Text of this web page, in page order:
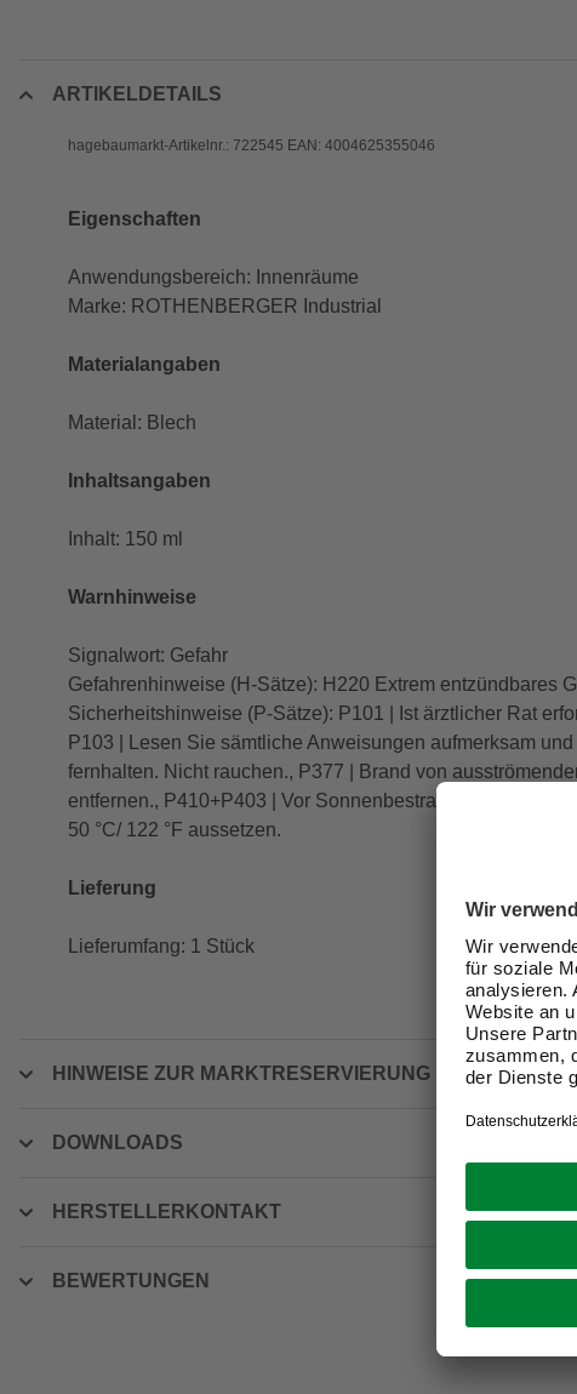
ARTIKELDETAILS
hagebaumarkt-Artikelnr.: 722545 EAN: 4004625355046
Eigenschaften
Anwendungsbereich: Innenräume
Marke: ROTHENBERGER Industrial
Materialangaben
Material: Blech
Inhaltsangaben
Inhalt: 150 ml
Warnhinweise
Signalwort: Gefahr
Gefahrenhinweise (H-Sätze): H220 Extrem entzündbares
Sicherheitshinweise (P-Sätze): P101 | Ist ärztlicher Rat
P103 | Lesen Sie sämtliche Anweisungen aufmerksam
fernhalten. Nicht rauchen., P377 | Brand von
entfernen., P410+P403 | Vor Sonnenbestrahlung
50 °C/ 122 °F aussetzen.
Lieferung
Lieferumfang: 1 Stück
HINWEISE ZUR MARKTRESERVIERUNG
DOWNLOADS
HERSTELLERKONTAKT
BEWERTUNGEN